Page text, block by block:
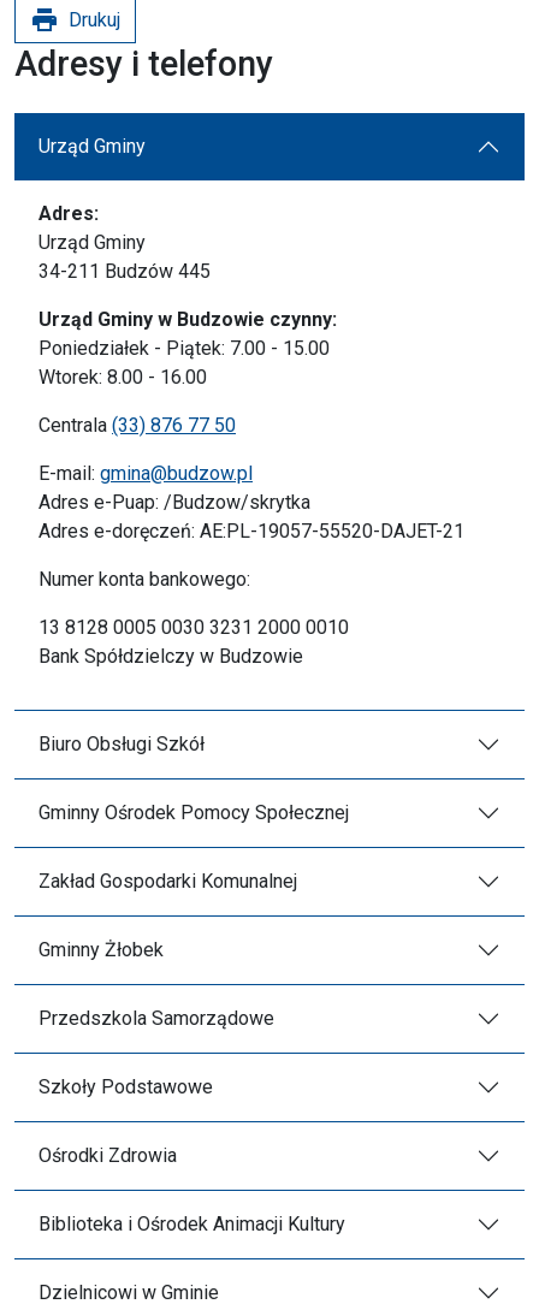
print Drukuj
Adresy i telefony
Urząd Gminy
Adres:
Urząd Gminy
34-211 Budzów 445
Urząd Gminy w Budzowie czynny:
Poniedziałek - Piątek: 7.00 - 15.00
Wtorek: 8.00 - 16.00
Centrala (33) 876 77 50
E-mail: gmina@budzow.pl
Adres e-Puap: /Budzow/skrytka
Adres e-doręczeń: AE:PL-19057-55520-DAJET-21
Numer konta bankowego:
13 8128 0005 0030 3231 2000 0010
Bank Spółdzielczy w Budzowie
Biuro Obsługi Szkół
Gminny Ośrodek Pomocy Społecznej
Zakład Gospodarki Komunalnej
Gminny Żłobek
Przedszkola Samorządowe
Szkoły Podstawowe
Ośrodki Zdrowia
Biblioteka i Ośrodek Animacji Kultury
Dzielnicowi w Gminie